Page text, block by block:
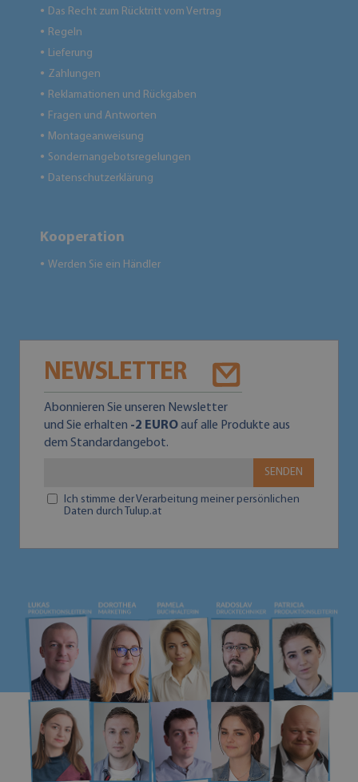
● Das Recht zum Rücktritt vom Vertrag
● Regeln
● Lieferung
● Zahlungen
● Reklamationen und Rückgaben
● Fragen und Antworten
● Montageanweisung
● Sondernangebotsregelungen
● Datenschutzerklärung
Kooperation
● Werden Sie ein Händler
NEWSLETTER
Abonnieren Sie unseren Newsletter
und Sie erhalten -2 EUROauf alle Produkte aus
dem Standardangebot.
SENDEN
Ich stimme der Verarbeitung meiner persönlichen
Daten durch Tulup.at